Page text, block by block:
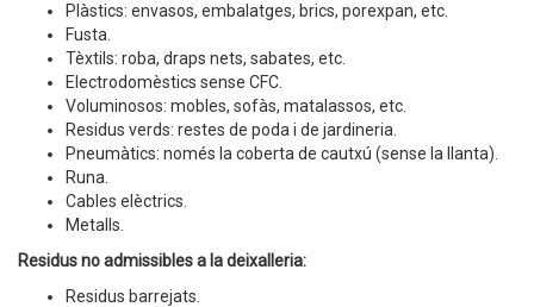
Plàstics: envasos, embalatges, brics, porexpan, etc.
Fusta.
Tèxtils: roba, draps nets, sabates, etc.
Electrodomèstics sense CFC.
Voluminosos: mobles, sofàs, matalassos, etc.
Residus verds: restes de poda i de jardineria.
Pneumàtics: només la coberta de cautxú (sense la llanta).
Runa.
Cables elèctrics.
Metalls.
Residus no admissibles a la deixalleria:
Residus barrejats.